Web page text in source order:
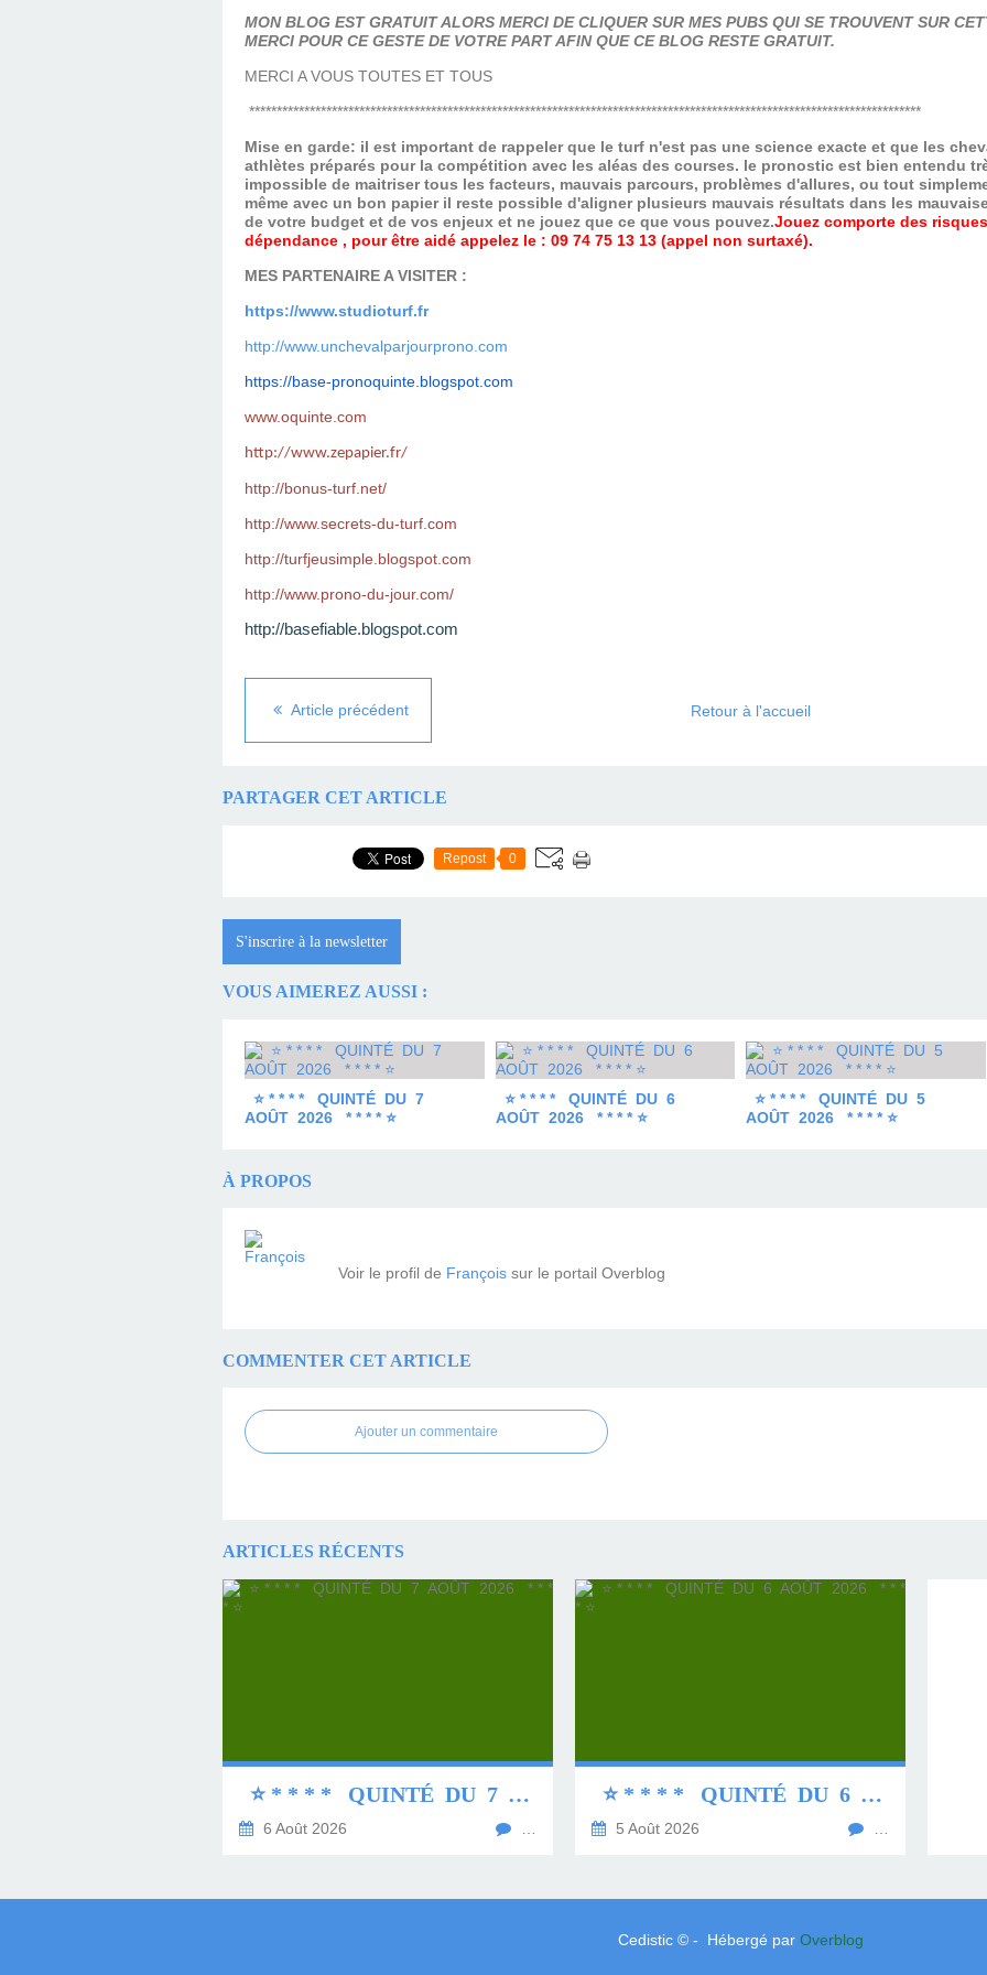
MON BLOG EST GRATUIT ALORS MERCI DE CLIQUER SUR MES PUBS QUI SE TROUVENT SUR
MERCI POUR CE GESTE DE VOTRE PART AFIN QUE CE BLOG RESTE GRATUIT.
MERCI A VOUS TOUTES ET TOUS
**************************************************************************************************************************
Mise en garde: il est important de rappeler que le turf n'est pas une science exacte et que les
athlètes préparés pour la compétition avec les aléas des courses. le pronostic est bien entendu
impossible de maitriser tous les facteurs, mauvais parcours, problèmes d'allures, ou tout
même avec un bon papier il reste possible d'aligner plusieurs mauvais résultats dans les
de votre budget et de vos enjeux et ne jouez que ce que vous pouvez.Jouez comporte des
dépendance , pour être aidé appelez le : 09 74 75 13 13 (appel non surtaxé).
MES PARTENAIRE A VISITER :
https://www.studioturf.fr
http://www.unchevalparjourprono.com
https://base-pronoquinte.blogspot.com
www.oquinte.com
http://www.zepapier.fr/
http://bonus-turf.net/
http://www.secrets-du-turf.com
http://turfjeusimple.blogspot.com
http://www.prono-du-jour.com/
http://basefiable.blogspot.com
Article précédent Retour à l'accueil
PARTAGER CET ARTICLE
Repost 0
S'inscrire à la newsletter
VOUS AIMEREZ AUSSI :
⭐ * * * * QUINTÉ DU 7
AOÛT 2026 * * * * ⭐
⭐ * * * * QUINTÉ DU 6
AOÛT 2026 * * * * ⭐
⭐ * * * * QUINTÉ DU 5
AOÛT 2026 * * * * ⭐
À PROPOS
Voir le profil de François sur le portail Overblog
COMMENTER CET ARTICLE
Ajouter un commentaire
ARTICLES RÉCENTS
⭐ * * * * QUINTÉ DU 7 AOÛT 2026 * * * * ⭐
6 Août 2026
⭐ * * * * QUINTÉ DU 6 AOÛT 2026 * * * * ⭐
5 Août 2026
Cedistic © - Hébergé par Overblog